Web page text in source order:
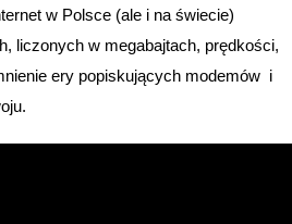
w Polsce (ale i na świecie)
liczonych w megabajtach, prędkości,
ery popiskujących modemów i